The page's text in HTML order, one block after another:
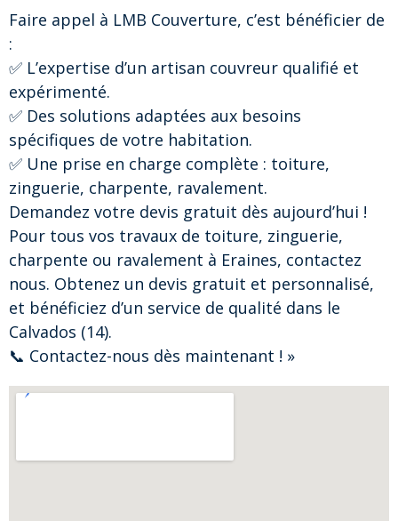
Faire appel à LMB Couverture, c’est bénéficier de
:
✅ L’expertise d’un artisan couvreur qualifié et
expérimenté.
✅ Des solutions adaptées aux besoins
spécifiques de votre habitation.
✅ Une prise en charge complète : toiture,
zinguerie, charpente, ravalement.
Demandez votre devis gratuit dès aujourd’hui !
Pour tous vos travaux de toiture, zinguerie,
charpente ou ravalement à Eraines, contactez
nous. Obtenez un devis gratuit et personnalisé,
et bénéficiez d’un service de qualité dans le
Calvados (14).
📞 Contactez-nous dès maintenant ! »